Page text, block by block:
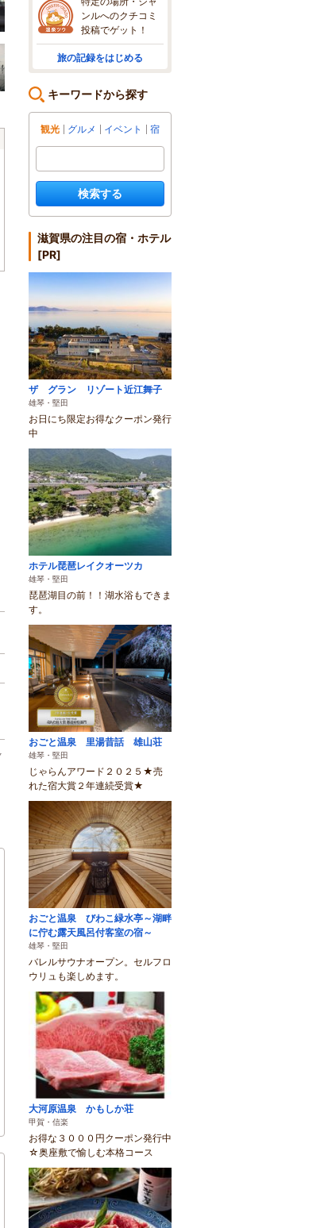
ボート上ではみんなでワイワイ！
日 月
8/16
○
8/17
○
ンルへのクチコミ
投稿でゲット！
旅の記録をはじめる
キーワードから探す
観光 グルメ イベント 宿
検索する
滋賀県の注目の宿・ホテル
[PR]
ザ グラン リゾート近江舞子
雄琴・堅田
お日にち限定お得なクーポン発行
中
ホテル琵琶レイクオーツカ
雄琴・堅田
琵琶湖目の前！！湖水浴もできま
す。
おごと温泉 里湯昔話 雄山荘
雄琴・堅田
じゃらんアワード２０２５★売
れた宿大賞２年連続受賞★
おごと温泉 びわこ緑水亭～湖畔
に佇む露天風呂付客室の宿～
雄琴・堅田
バレルサウナオープン。セルフロ
ウリュも楽しめます。
大河原温泉 かもしか荘
甲賀・信楽
お得な３０００円クーポン発行中
☆奥座敷で愉しむ本格コース